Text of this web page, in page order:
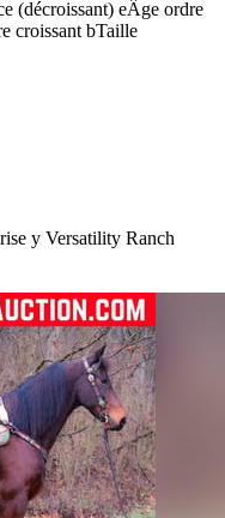
(décroissant) eÂge ordre
croissant bTaille
y Versatility Ranch